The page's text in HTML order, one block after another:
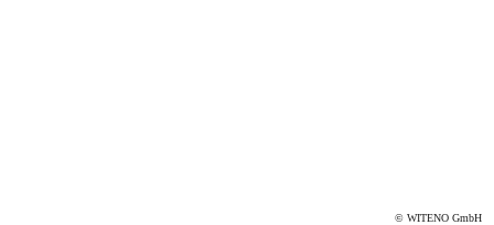
© WITENO GmbH